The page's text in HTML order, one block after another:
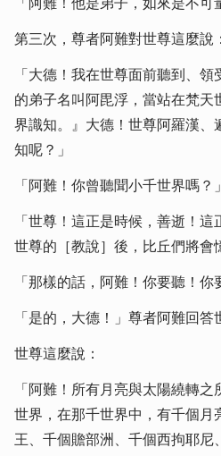
第三次，尊者阿難對世尊這麼說：
「大德！我在世尊面前聽到、
的弟子名叫阿毘浮，當站在梵
界識知。』大德！世尊阿羅漢
知呢？」
「阿難！你曾聽聞小千世界嗎？」
「世尊！這正是時候，善逝！
世尊的［教說］後，比丘們將會
「那樣的話，阿難！你要聽！你
「是的，大德！」尊者阿難回答
世尊這麼說：
「阿難！所有月亮與太陽繞轉
世界，在那千世界中，有千個月
王、千個贍部洲、千個西拘耶尼